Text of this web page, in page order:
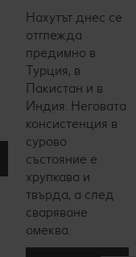
Нахутът днес се
отглежда
предимно в
Турция, в
Пакистан и в
Индия. Неговата
консистенция в
сурово
състояние е
хрупкава и
твърда, а след
сваряване
омеква.